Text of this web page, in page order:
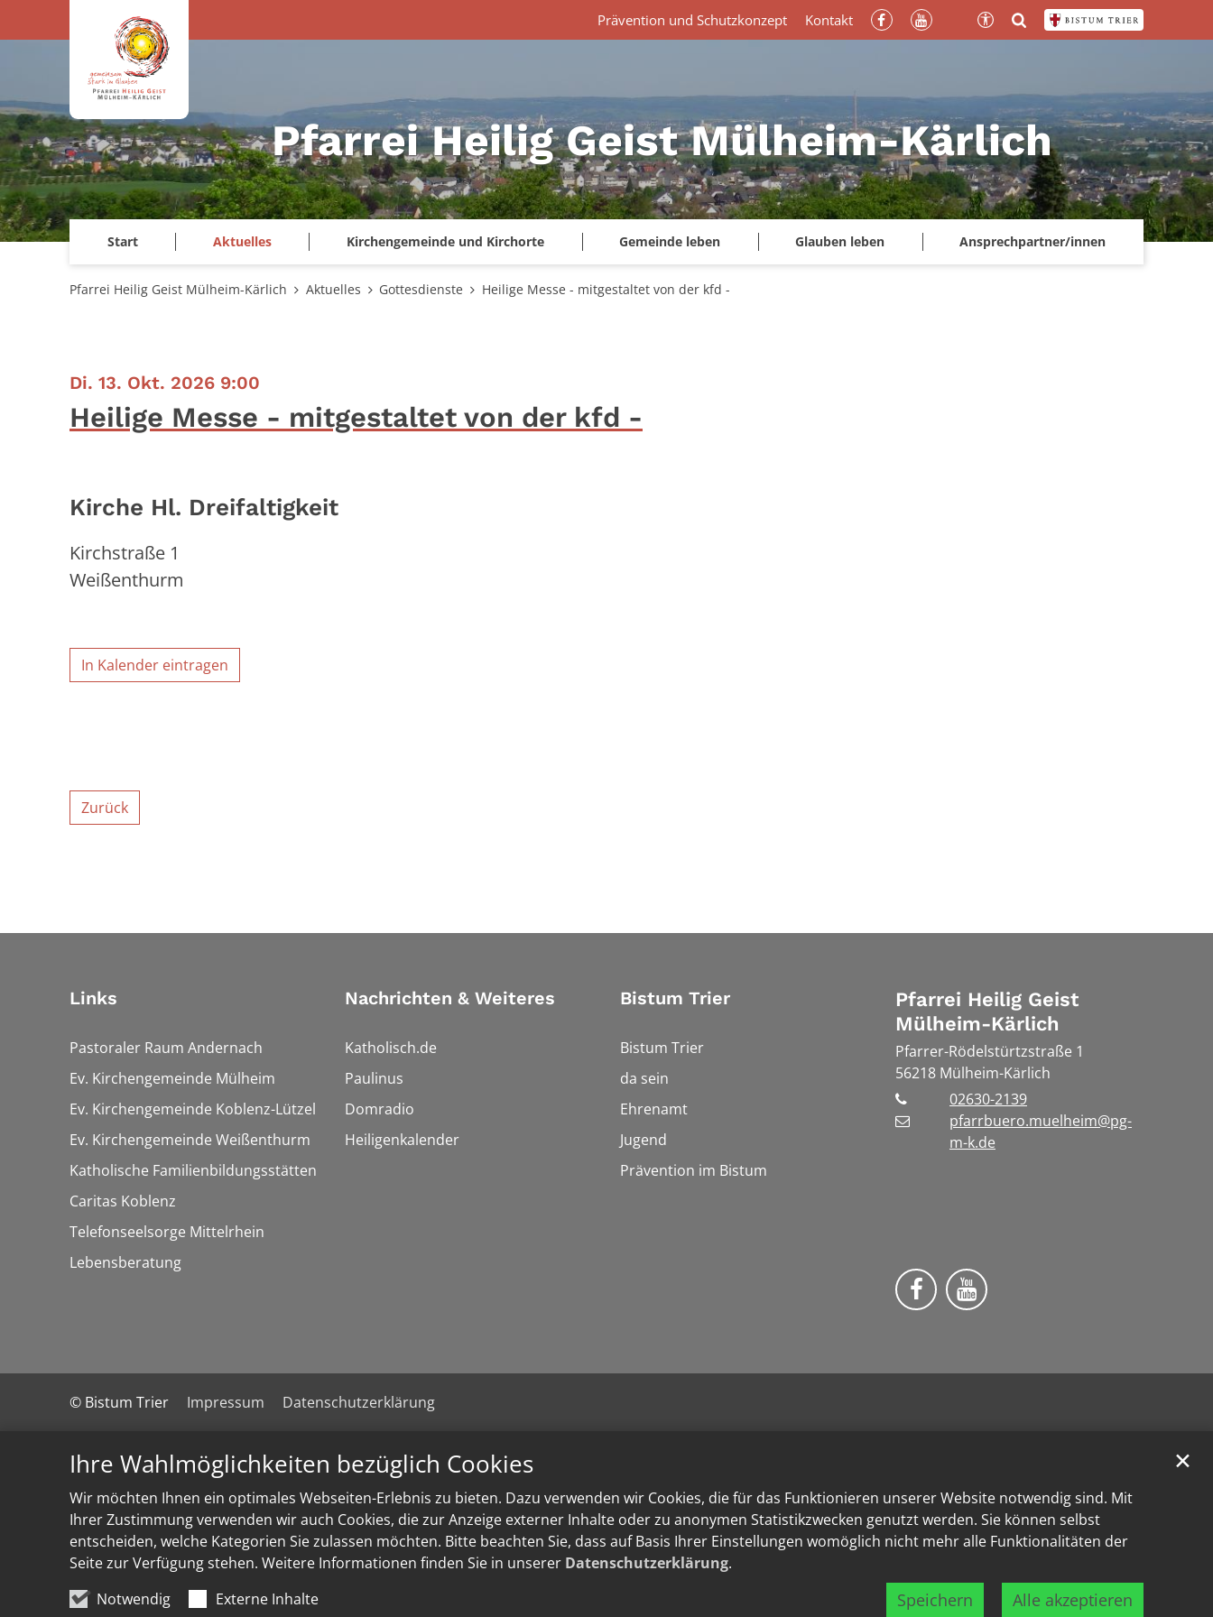
Ihre Wahlmöglichkeiten bezüglich Cookies
Wir möchten Ihnen ein optimales Webseiten-Erlebnis zu bieten. Dazu verwenden wir Cookies, die für das Funktionieren unserer Website notwendig sind. Mit
Ihrer Zustimmung verwenden wir auch Cookies, die zur Anzeige externer Inhalte oder zu anonymen Statistikzwecken genutzt werden. Sie können selbst
entscheiden, welche Kategorien Sie zulassen möchten. Bitte beachten Sie, dass auf Basis Ihrer Einstellungen womöglich nicht mehr alle Funktionalitäten der
Seite zur Verfügung stehen. Weitere Informationen finden Sie in unserer Datenschutzerklärung.
Notwendig
Externe Inhalte Speichern Alle akzeptieren
✕
Pfarrei Heilig Geist Mülheim-Kärlich
Start Aktuelles Kirchengemeinde und Kirchorte Gemeinde leben Glauben leben Ansprechpartner/innen
Prävention und Schutzkonzept Kontakt
Pfarrei Heilig Geist Mülheim-Kärlich Aktuelles Gottesdienste Heilige Messe - mitgestaltet von der kfd -
Di. 13. Okt. 2026 9:00
Heilige Messe - mitgestaltet von der kfd -
Kirche Hl. Dreifaltigkeit
Kirchstraße 1
Weißenthurm
In Kalender eintragen
Zurück
Links
Pastoraler Raum Andernach
Ev. Kirchengemeinde Mülheim
Ev. Kirchengemeinde Koblenz-Lützel
Ev. Kirchengemeinde Weißenthurm
Katholische Familienbildungsstätten
Caritas Koblenz
Telefonseelsorge Mittelrhein
Lebensberatung
Nachrichten & Weiteres
Katholisch.de
Paulinus
Domradio
Heiligenkalender
Bistum Trier
Bistum Trier
da sein
Ehrenamt
Jugend
Prävention im Bistum
Pfarrei Heilig Geist
Mülheim-Kärlich
Pfarrer-Rödelstürtzstraße 1
56218 Mülheim-Kärlich
02630-2139
pfarrbuero.muelheim@pg-
m-k.de
Wir auf Facebook
Wir auf YouTube
© Bistum Trier Impressum Datenschutzerklärung